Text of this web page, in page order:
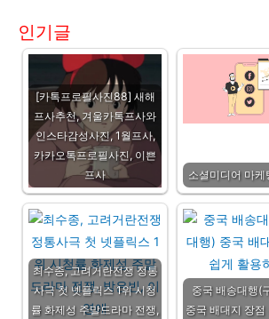
인기글
[카톡프로필사진88] 새해
프사추천, 겨울카톡프사와
인스타감성사진, 1월프사,
카카오톡프로필사진, 이쁜
프사
소셜미디어 마케
최수종, 고려거란전쟁 정통
사극 첫 넷플릭스 1위 시청
률 화제성 주말드라마 전쟁,
중국 배송대행(
중국 배대지 장점